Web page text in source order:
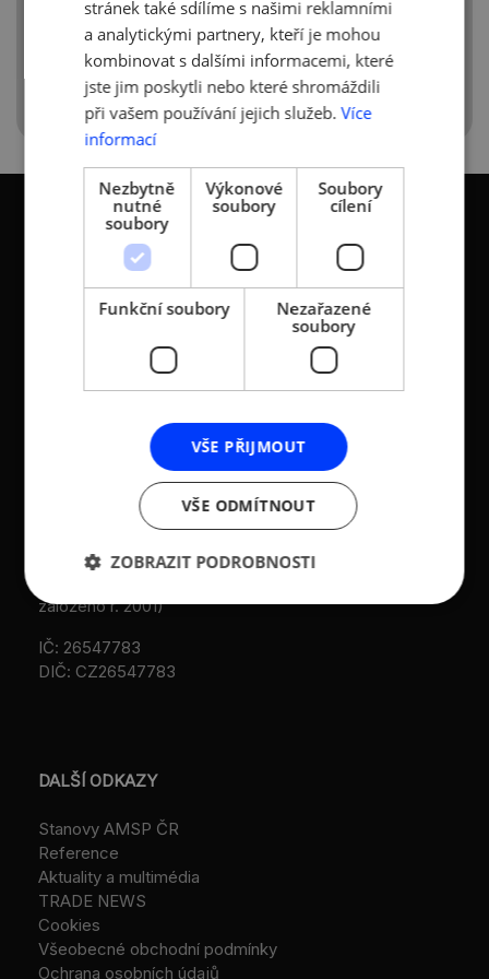
KONTAKTY
Asociace malých a
středních podniků a
živnostníků České
republiky (AMSP ČR)
Zápis v OR: Spisová
značka L 12282 vedená u
Městského soudu v
Praze (původní
registrace u MV ČR, č.j.
založeno r. 2001)
IČ: 26547783
DIČ: CZ26547783
Sokolovská 100/94
186 00 Praha 8 - Karlín
M: +420 733 722 512
e-mail:amsp@amsp.cz
web: www.amsp.cz
ID: au9uavs
DALŠÍ ODKAZY
Stanovy AMSP ČR
Reference
Aktuality a multimédia
TRADE NEWS
Cookies
Všeobecné obchodní podmínky
Ochrana osobních údajů
stránek také sdílíme s našimi reklamními
a analytickými partnery, kteří je mohou
kombinovat s dalšími informacemi, které
jste jim poskytli nebo které shromáždili
při vašem používání jejich služeb. Více
informací
Nezbytně
nutné
soubory
Výkonové
soubory
Soubory
cílení
Funkční soubory
Nezařazené
soubory
VŠE PŘIJMOUT
VŠE ODMÍTNOUT
ZOBRAZIT PODROBNOSTI